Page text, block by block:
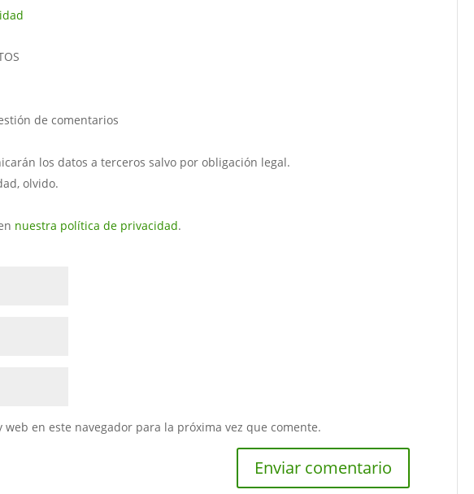
de comentarios
los datos a terceros salvo por obligación legal.
olvido.
nuestra política de privacidad.
en este navegador para la próxima vez que comente.